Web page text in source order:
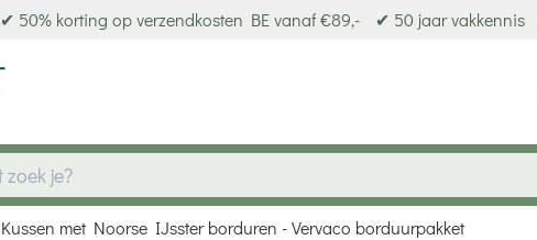
✔ 50% korting op verzendkosten BE vanaf €89,- ✔ 50 jaar vakkennis
Kussen met Noorse IJsster borduren - Vervaco borduurpakket